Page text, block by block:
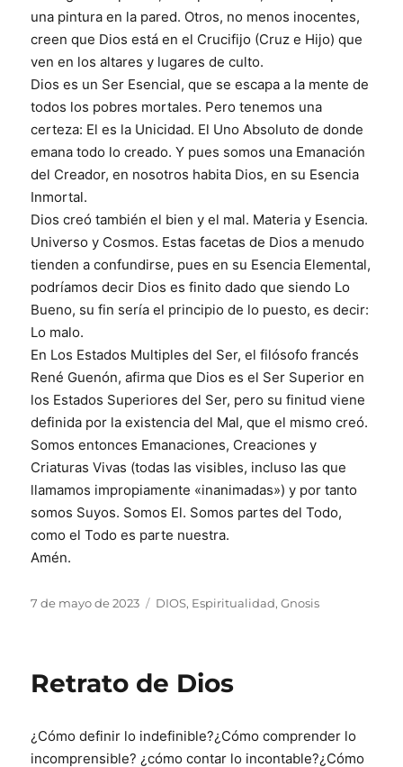
una pintura en la pared. Otros, no menos inocentes,
creen que Dios está en el Crucifijo (Cruz e Hijo) que
ven en los altares y lugares de culto.
Dioses un Ser Esencial, que se escapa a la mente de
todos los pobres mortales. Pero tenemos una
certeza: El es la Unicidad. El Uno Absoluto de donde
emana todo lo creado. Y pues somos una Emanación
del Creador, en nosotros habita Dios, en su Esencia
Inmortal.
Dios creó también el bien y el mal. Materia y Esencia.
Universo y Cosmos. Estas facetas de Dios a menudo
tienden a confundirse, pues en su Esencia Elemental,
podríamos decir Dios es finito dado que siendo Lo
Bueno, su fin sería el principio de lo puesto, es decir:
Lo malo.
En Los Estados Multiples del Ser, el filósofo francés
René Guenón, afirma que Dios es el Ser Superior en
los Estados Superiores del Ser, pero su finitud viene
definida por la existencia del Mal, que el mismo creó.
Somos entonces Emanaciones, Creaciones y
Criaturas Vivas (todas las visibles, incluso las que
llamamos impropiamente «inanimadas») y por tanto
somos Suyos. Somos El. Somos partes del Todo,
como el Todo es parte nuestra.
Amén.
Publicado
7 de mayo de 2023 Categorías
DIOS, Espiritualidad,Gnosis
Retrato de Dios
¿Cómo definir lo indefinible?¿Cómo comprender lo
incomprensible? ¿cómo contar lo incontable?¿Cómo